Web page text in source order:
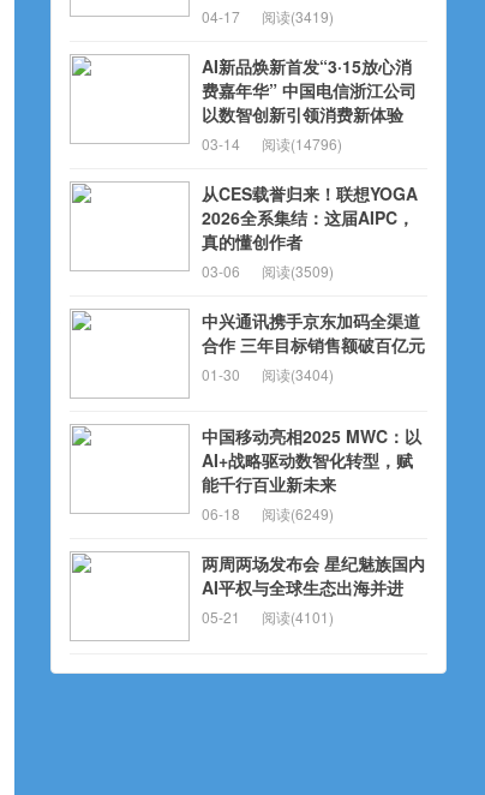
04-17 阅读(3419)
AI新品焕新首发“3·15放心消
费嘉年华” 中国电信浙江公司
以数智创新引领消费新体验
03-14 阅读(14796)
从CES载誉归来！联想YOGA
2026全系集结：这届AIPC，
真的懂创作者
03-06 阅读(3509)
中兴通讯携手京东加码全渠道
合作 三年目标销售额破百亿元
01-30 阅读(3404)
中国移动亮相2025 MWC：以
AI+战略驱动数智化转型，赋
能千行百业新未来
06-18 阅读(6249)
两周两场发布会 星纪魅族国内
AI平权与全球生态出海并进
05-21 阅读(4101)